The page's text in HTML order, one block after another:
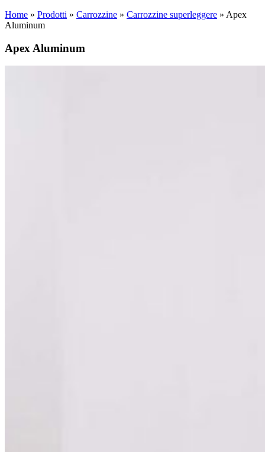
Home » Prodotti » Carrozzine » Carrozzine superleggere » Apex
Aluminum
Apex Aluminum